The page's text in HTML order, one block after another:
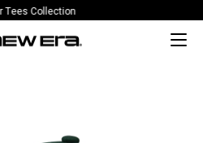
Tees Collection